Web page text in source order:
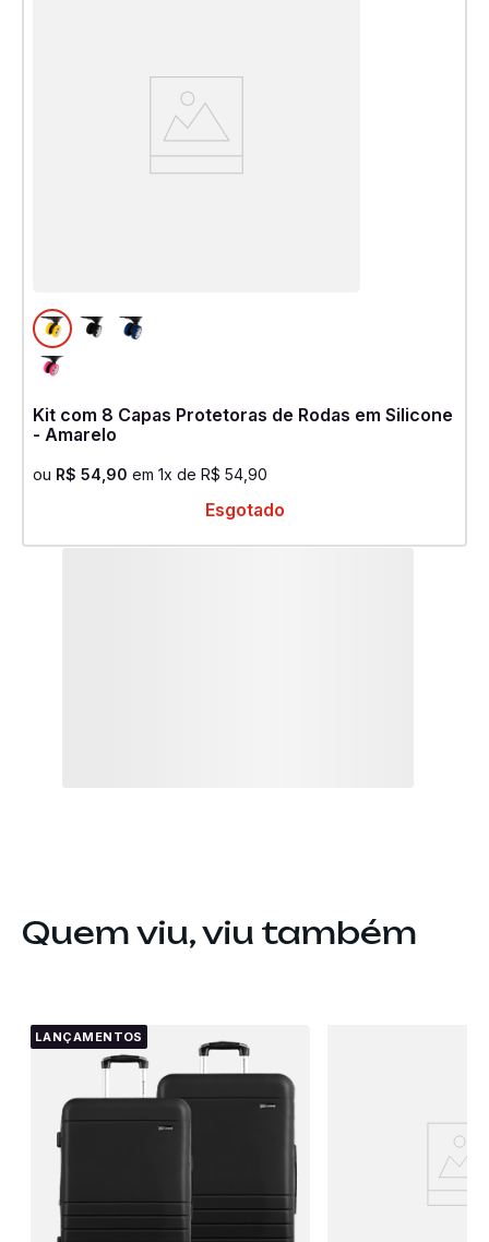
Kit com 8 Capas Protetoras de Rodas em Silicone
- Amarelo
ou R$ 54 90 em 1x de R$ 54 90
Esgotado
Quem viu, viu também
LANÇAMENTOS